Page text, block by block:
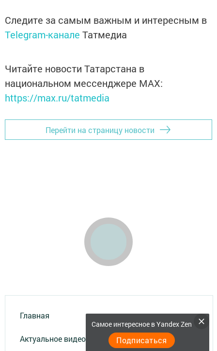
Следите за самым важным и интересным в
Telegram-канале Татмедиа
Читайте новости Татарстана в
национальном мессенджере MАХ:
https://max.ru/tatmedia
Перейти на страницу новости
Главная
Актуальное видео
Самое интересное в Yandex Zen
Подписаться